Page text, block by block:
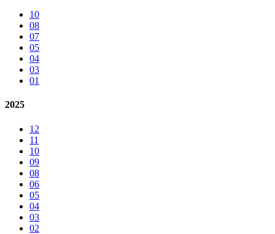
10
08
07
05
04
03
01
2025
12
11
10
09
08
06
05
04
03
02